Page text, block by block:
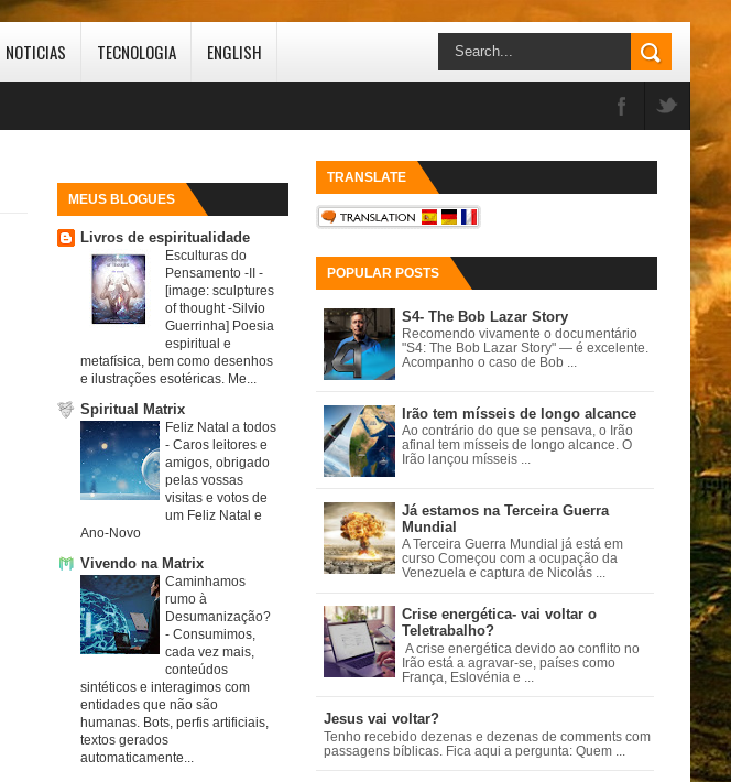
NOTICIAS TECNOLOGIA ENGLISH
MEUS BLOGUES
Livros de espiritualidade
Esculturas do
Pensamento -II -
[image: sculptures
of thought -Silvio
Guerrinha] Poesia
espiritual e
metafísica, bem como desenhos
e ilustrações esotéricas. Me...
Spiritual Matrix
Feliz Natal a todos
- Caros leitores e
amigos, obrigado
pelas vossas
visitas e votos de
um Feliz Natal e
Ano-Novo
Vivendo na Matrix
Caminhamos
rumo à
Desumanização?
- Consumimos,
cada vez mais,
conteúdos
sintéticos e interagimos com
entidades que não são
humanas. Bots, perfis artificiais,
textos gerados
automaticamente...
TRANSLATE
POPULAR POSTS
S4- The Bob Lazar Story
Recomendo vivamente o documentário
"S4: The Bob Lazar Story" — é excelente.
Acompanho o caso de Bob ...
Irão tem mísseis de longo alcance
Ao contrário do que se pensava, o Irão
afinal tem mísseis de longo alcance. O
Irão lançou mísseis ...
Já estamos na Terceira Guerra
Mundial
A Terceira Guerra Mundial já está em
curso Começou com a ocupação da
Venezuela e captura de Nicolás ...
Crise energética- vai voltar o
Teletrabalho?
A crise energética devido ao conflito no
Irão está a agravar-se, países como
França, Eslovénia e ...
Jesus vai voltar?
Tenho recebido dezenas e dezenas de comments com
passagens bíblicas. Fica aqui a pergunta: Quem ...